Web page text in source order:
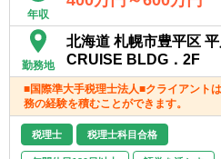
年収
勤務地
北海道 札幌市豊平区
CRUISE BLDG．2F
■国際準大手税理士法人■クライアント
務の経験を積むことができます。
税理士 税理士科目合格